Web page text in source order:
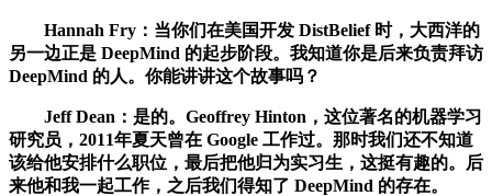
Hannah Fry：当你们在美国开发 DistBelief 时，大西洋的
另一边正是 DeepMind 的起步阶段。我知道你是后来负责拜访
DeepMind 的人。你能讲讲这个故事吗？
Jeff Dean：是的。Geoffrey Hinton，这位著名的机器学习
研究员，2011年夏天曾在 Google 工作过。那时我们还不知道
该给他安排什么职位，最后把他归为实习生，这挺有趣的。后
来他和我一起工作，之后我们得知了 DeepMind 的存在。